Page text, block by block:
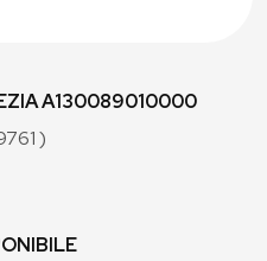
A130089010000
)